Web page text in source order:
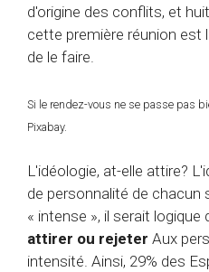
d'origine des conflits, et
cette première réunion est
de le faire.
Si le rendez-vous ne se passe pas
Pixabay.
L'idéologie, at-elle attire?
de personnalité de chacun
« intense », il serait logique
attirer ou rejeter Aux
intensité. Ainsi, 29% des